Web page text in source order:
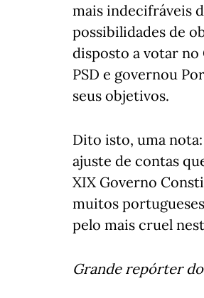
mais indecifráveis
possibilidades de
disposto a votar
PSD e governou
seus objetivos.
Dito isto, uma
ajuste de contas
XIX Governo
muitos
pelo mais cruel
Grande repórter do